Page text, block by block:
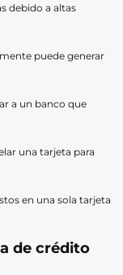
debido a altas
puede generar
a un banco que
una tarjeta para
en una sola tarjeta
de crédito